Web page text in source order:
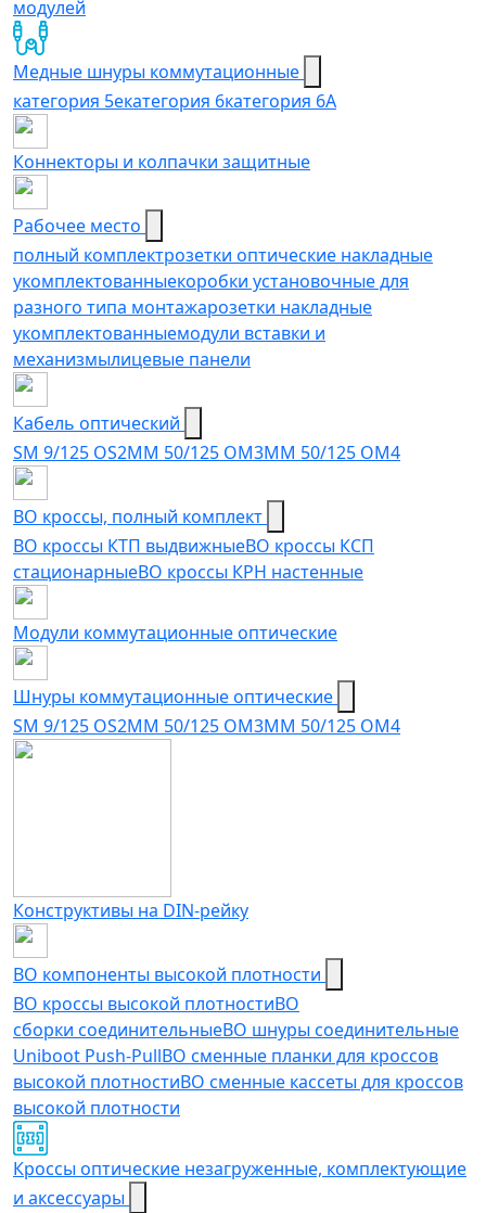
модулей
Медные шнуры коммутационные
категория 5eкатегория 6категория 6A
Коннекторы и колпачки защитные
Рабочее место
полный комплектрозетки оптические накладные
укомплектованныекоробки установочные для
разного типа монтажарозетки накладные
укомплектованныемодули вставки и
механизмылицевые панели
Кабель оптический
SM 9/125 OS2MM 50/125 OM3MM 50/125 OM4
ВО кроссы, полный комплект
ВО кроссы КТП выдвижныеВО кроссы КСП
стационарныеВО кроссы КРН настенные
Модули коммутационные оптические
Шнуры коммутационные оптические
SM 9/125 OS2MM 50/125 OM3MM 50/125 OM4
Конструктивы на DIN-рейку
ВО компоненты высокой плотности
ВО кроссы высокой плотностиВО
сборки соединительныеВО шнуры соединительные
Uniboot Push-PullВО сменные планки для кроссов
высокой плотностиВО сменные кассеты для кроссов
высокой плотности
Кроссы оптические незагруженные, комплектующие
и аксессуары